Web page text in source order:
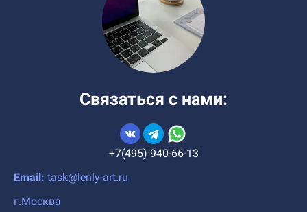
Связаться с нами:
+7(495) 940-66-13
Email: task@lenly-art.ru
г.Москва